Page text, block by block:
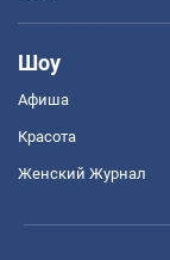
Шоу
Афиша
Красота
Женский Журнал